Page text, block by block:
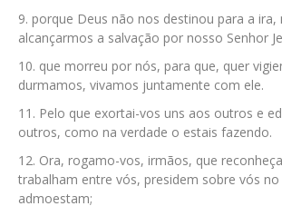
porque Deus não nos destinou para a ira,
alcançarmos a salvação por nosso Senhor
que morreu por nós, para que, quer
durmamos, vivamos juntamente com ele.
Pelo que exortai-vos uns aos outros e
outros, como na verdade o estais fazendo.
Ora, rogamo-vos, irmãos, que
trabalham entre vós, presidem sobre vós no
admoestam;